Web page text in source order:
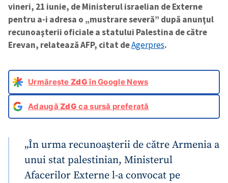
vineri, 21 iunie, de Ministerul israelian de Externe
pentru a-i adresa o „mustrare severă” după anunţul
recunoaşterii oficiale a statului Palestina de către
Erevan, relatează AFP, citat deAgerpres.
Urmărește ZdGîn Google News
AdaugăZdG ca sursă preferată
„În urma recunoaşterii de către Armenia a
unui stat palestinian, Ministerul
Afacerilor Externe l-a convocat pe